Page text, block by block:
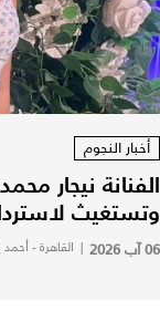
أخبار النجوم
الفنانة نيجار
وتستغيث
06 آب 2026 | القاهرة - أحمد